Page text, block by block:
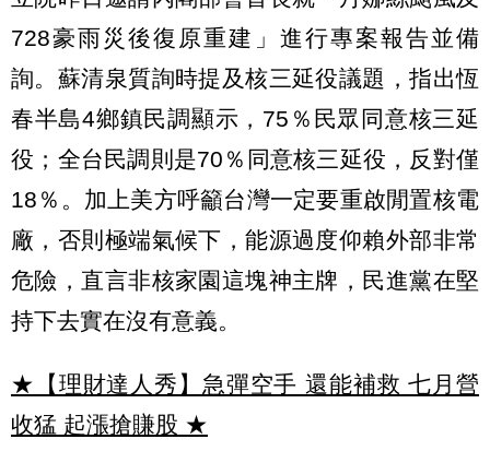
728豪雨災後復原重建」進行專案報告並備
詢。蘇清泉質詢時提及核三延役議題，指出恆
春半島4鄉鎮民調顯示，75％民眾同意核三延
役；全台民調則是70％同意核三延役，反對僅
18％。加上美方呼籲台灣一定要重啟閒置核電
廠，否則極端氣候下，能源過度仰賴外部非常
危險，直言非核家園這塊神主牌，民進黨在堅
持下去實在沒有意義。
★【理財達人秀】急彈空手 還能補救 七月營
收猛 起漲搶賺股 ★